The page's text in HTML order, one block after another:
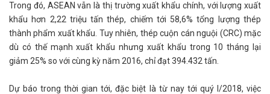
Trong đó, ASEAN vẫn là thị trường xuất khẩu chính, với lượng xuất
khẩu hơn 2,22 triệu tấn thép, chiếm tới 58,6% tổng lượng thép
thành phẩm xuất khẩu. Tuy nhiên, thép cuộn cán nguội (CRC) mặc
dù có thế mạnh xuất khẩu nhưng xuất khẩu trong 10 tháng lại
giảm 25% so với cùng kỳ năm 2016, chỉ đạt 394.432 tấn.
Dự báo trong thời gian tới, đặc biệt là từ nay tới quý I/2018, việc